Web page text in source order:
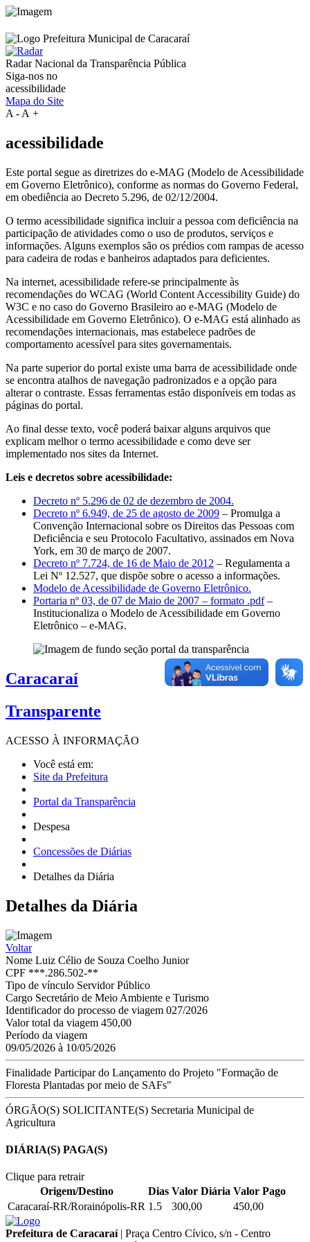
Radar Nacional da Transparência Pública
Siga-nos no
acessibilidade
Mapa do Site
A-A +
acessibilidade
Este portal segue as diretrizes do e-MAG (Modelo de Acessibilidade
em Governo Eletrônico), conforme as normas do Governo Federal,
em obediência ao Decreto 5.296, de 02/12/2004.
O termo acessibilidade significa incluir a pessoa com deficiência na
participação de atividades como o uso de produtos, serviços e
informações. Alguns exemplos são os prédios com rampas de acesso
para cadeira de rodas e banheiros adaptados para deficientes.
Na internet, acessibilidade refere-se principalmente às
recomendações do WCAG (World Content Accessibility Guide) do
W3C e no caso do Governo Brasileiro ao e-MAG (Modelo de
Acessibilidade em Governo Eletrônico). O e-MAG está alinhado as
recomendações internacionais, mas estabelece padrões de
comportamento acessível para sites governamentais.
Na parte superior do portal existe uma barra de acessibilidade onde
se encontra atalhos de navegação padronizados e a opção para
alterar o contraste. Essas ferramentas estão disponíveis em todas as
páginas do portal.
Ao final desse texto, você poderá baixar alguns arquivos que
explicam melhor o termo acessibilidade e como deve ser
implementado nos sites da Internet.
Leis e decretos sobre acessibilidade:
Decreto nº 5.296 de 02 de dezembro de 2004.
Decreto nº 6.949, de 25 de agosto de 2009 – Promulga a
Convenção Internacional sobre os Direitos das Pessoas com
Deficiência e seu Protocolo Facultativo, assinados em Nova
York, em 30 de março de 2007.
Decreto nº 7.724, de 16 de Maio de 2012 – Regulamenta a
Lei Nº 12.527, que dispõe sobre o acesso a informações.
Modelo de Acessibilidade de Governo Eletrônico.
Portaria nº 03, de 07 de Maio de 2007 – formato .pdf–
Institucionaliza o Modelo de Acessibilidade em Governo
Eletrônico – e-MAG.
Caracaraí
Transparente
ACESSO À INFORMAÇÃO
Você está em:
Site da Prefeitura
Portal da Transparência
Despesa
Concessões de Diárias
Detalhes da Diária
Detalhes da Diária
Voltar
Nome Luiz Célio de Souza Coelho Junior
CPF ***.286.502-**
Tipo de vínculo Servidor Público
Cargo Secretário de Meio Ambiente e Turismo
Identificador do processo de viagem 027/2026
Valor total da viagem 450,00
Período da viagem
09/05/2026 à 10/05/2026
Finalidade Participar do Lançamento do Projeto "Formação de
Floresta Plantadas por meio de SAFs"
ÓRGÃO(S) SOLICITANTE(S) Secretaria Municipal de
Agricultura
DIÁRIA(S) PAGA(S)
Clique para retrair
Origem/Destino
Dias Valor Diária Valor Pago
Caracaraí-RR/Rorainópolis-RR 1.5 300,00 450,00
Prefeitura de Caracaraí | Praça Centro Cívico, s/n - Centro